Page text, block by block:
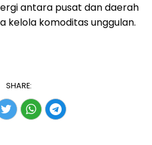
antara pusat dan daerah
kelola komoditas unggulan.
SHARE: